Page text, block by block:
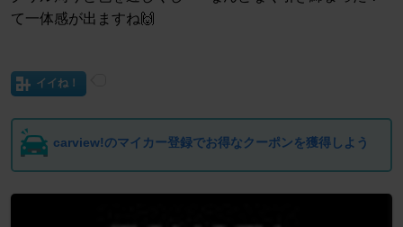
て一体感が出ますね🙌
イイね！
carview!のマイカー登録でお得なクーポンを獲得しよう